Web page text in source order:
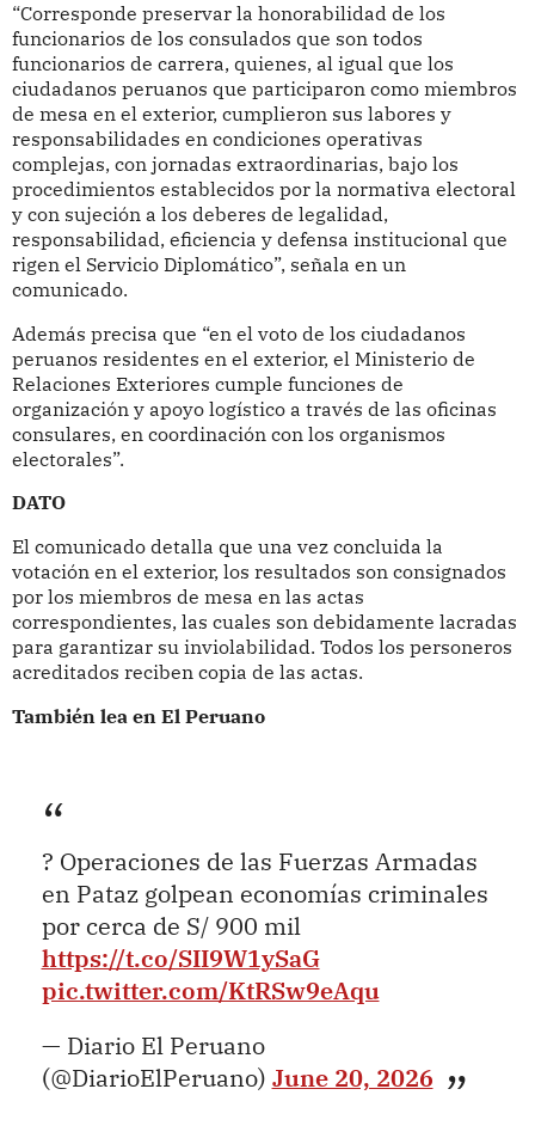
“Corresponde preservar la honorabilidad de los
funcionarios de los consulados que son todos
funcionarios de carrera, quienes, al igual que los
ciudadanos peruanos que participaron como miembros
de mesa en el exterior, cumplieron sus labores y
responsabilidades en condiciones operativas
complejas, con jornadas extraordinarias, bajo los
procedimientos establecidos por la normativa electoral
y con sujeción a los deberes de legalidad,
responsabilidad, eficiencia y defensa institucional que
rigen el Servicio Diplomático”, señala en un
comunicado.
Además precisa que “en el voto de los ciudadanos
peruanos residentes en el exterior, el Ministerio de
Relaciones Exteriores cumple funciones de
organización y apoyo logístico a través de las oficinas
consulares, en coordinación con los organismos
electorales”.
DATO
El comunicado detalla que una vez concluida la
votación en el exterior, los resultados son consignados
por los miembros de mesa en las actas
correspondientes, las cuales son debidamente lacradas
para garantizar su inviolabilidad. Todos los personeros
acreditados reciben copia de las actas.
También lea en El Peruano
? Operaciones de las Fuerzas Armadas
en Pataz golpean economías criminales
por cerca de S/ 900 mil
https://t.co/SII9W1ySaG
pic.twitter.com/KtRSw9eAqu
— Diario El Peruano
(@DiarioElPeruano) June 20, 2026